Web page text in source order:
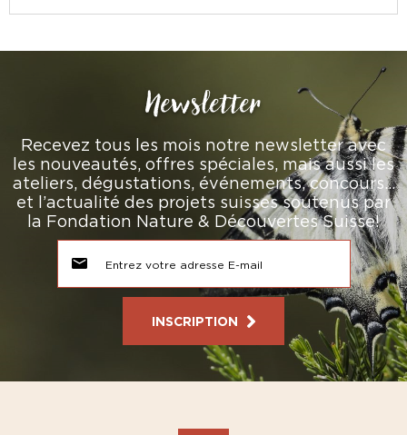
Newsletter
Recevez tous les mois notre newsletter avec
les nouveautés, offres spéciales, mais aussi les
ateliers, dégustations, événements, concours…
et l’actualité des projets suisses soutenus par
la Fondation Nature & Découvertes Suisse!
INSCRIPTION